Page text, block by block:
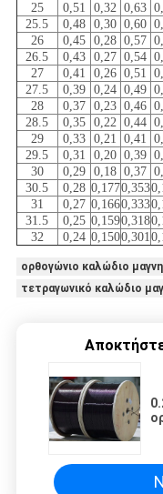
25
0,51 0,32 0,63
25.5
0,48 0,30 0,60
26
0,45 0,28 0,57
26.5
0,43 0,27 0,54
27
0,41 0,26 0,51
27.5
0,39 0,24 0,49
28
0,37 0,23 0,46
28.5
0,35 0,22 0,44
29
0,33 0,21 0,41
29.5
0,31 0,20 0,39
30
0,29 0,18 0,37
30.5
0,28 0,1770,353
31
0,27 0,1660,333
31.5
0,25 0,1590,318
32
0,24 0,1500,301
ορθογώνιο καλώδιο
τετραγωνικό καλώδιο